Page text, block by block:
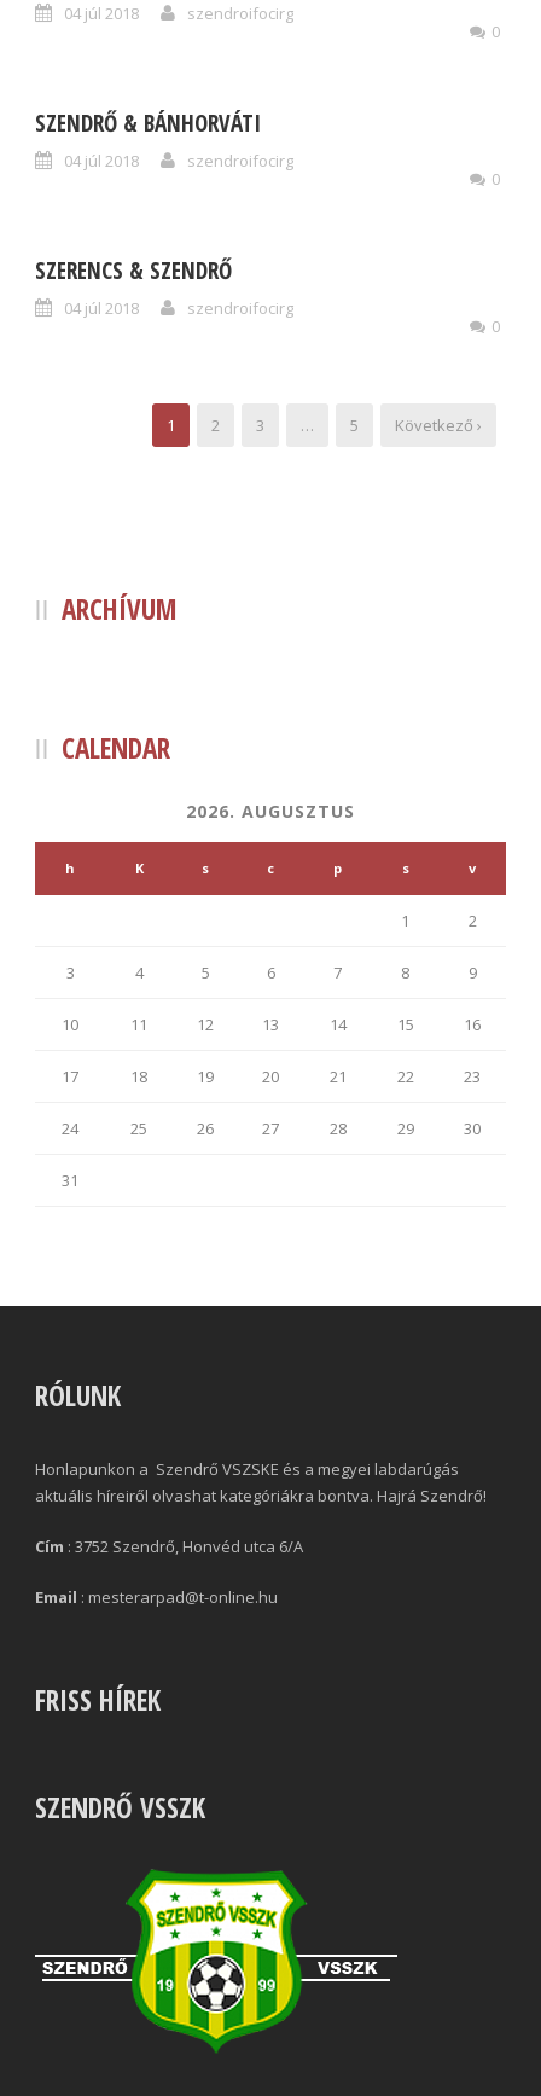
04 júl 2018
szendroifocirg
0
SZENDRŐ & BÁNHORVÁTI
04 júl 2018
szendroifocirg
0
SZERENCS & SZENDRŐ
04 júl 2018
szendroifocirg
0
1 2 3 … 5 Következő ›
ARCHÍVUM
CALENDAR
2026. AUGUSZTUS
h K s c p s v
1 2
3 4 5 6 7 8 9
10 11 12 13 14 15 16
17 18 19 20 21 22 23
24 25 26 27 28 29 30
31
RÓLUNK
Honlapunkon a Szendrő VSZSKE és a megyei labdarúgás
aktuális híreiről olvashat kategóriákra bontva. Hajrá Szendrő!
Cím : 3752 Szendrő, Honvéd utca 6/A
Email : mesterarpad@t-online.hu
FRISS HÍREK
SZENDRŐ VSSZK